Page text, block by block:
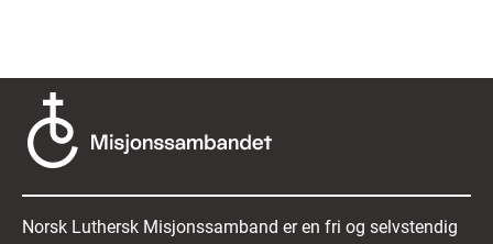
Norsk Luthersk Misjonssamband er en fri og selvstendig